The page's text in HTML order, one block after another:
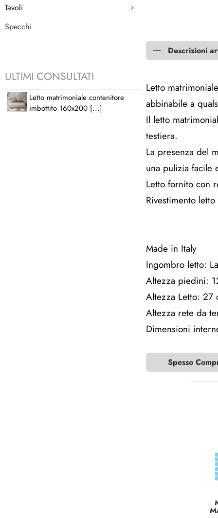
Tavoli
Specchi
ULTIMI CONSULTATI
Letto matrimoniale contenitore
imbottito 160x200 [...]
Descrizioni
Letto
abbinabile a
Il letto
testiera.
La presenza del
una pulizia facile
Letto fornito con
Rivestimento
Made in Italy
Ingombro letto:
Altezza piedini:
Altezza Letto: 27
Altezza rete da
Dimensioni
Spesso